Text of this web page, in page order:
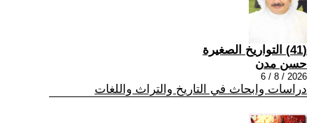
(41) التواريخ الصغيرة
حسن مدن
2026 / 8 / 6
دراسات وابحاث في التاريخ والتراث واللغات